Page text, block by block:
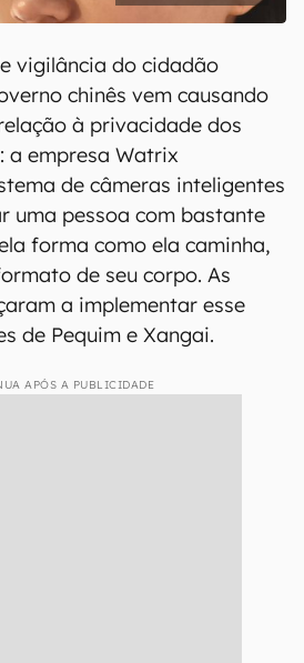
vigilância do cidadão
chinês vem causando
à privacidade dos
a empresa Watrix
de câmeras inteligentes
uma pessoa com bastante
forma como ela caminha,
de seu corpo. As
a implementar esse
de Pequim e Xangai.
APÓS A PUBLICIDADE